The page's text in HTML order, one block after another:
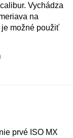
Vychádza
na
možné použiť
prvé ISO MX